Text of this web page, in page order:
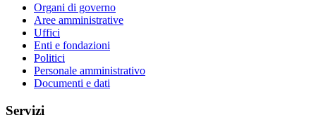
Organi di governo
Aree amministrative
Uffici
Enti e fondazioni
Politici
Personale amministrativo
Documenti e dati
Servizi